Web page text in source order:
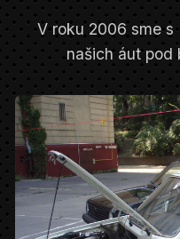
V roku 2006 sme s
našich áut pod